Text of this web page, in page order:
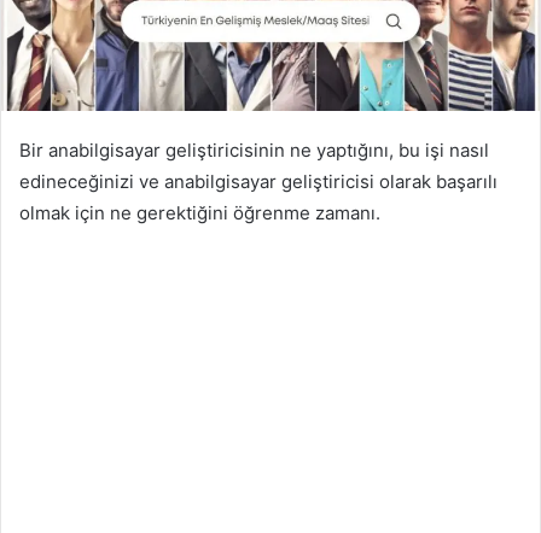
Bir anabilgisayar geliştiricisinin ne yaptığını, bu işi nasıl
edineceğinizi ve anabilgisayar geliştiricisi olarak başarılı
olmak için ne gerektiğini öğrenme zamanı.